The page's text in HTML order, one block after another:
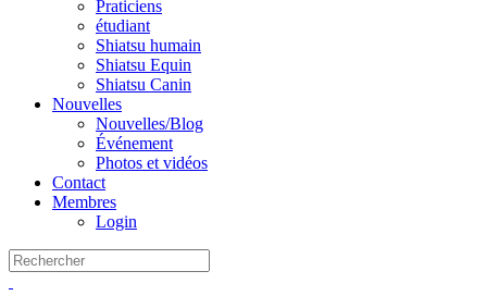
Praticiens
étudiant
Shiatsu humain
Shiatsu Equin
Shiatsu Canin
Nouvelles
Nouvelles/Blog
Événement
Photos et vidéos
Contact
Membres
Login